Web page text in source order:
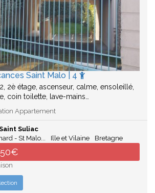
Saint Malo | 4
2è étage, ascenseur, calme, ensoleillé,
coin toilette, lave-mains…
Appartement
Suliac
- St Malo...
Ille et Vilaine Bretagne